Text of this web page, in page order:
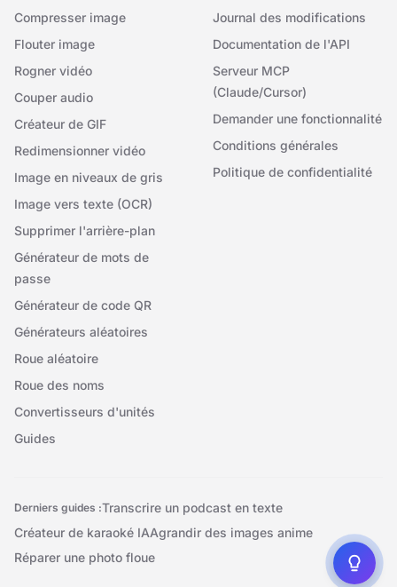
Compresser image
Flouter image
Rogner vidéo
Couper audio
Créateur de GIF
Redimensionner vidéo
Image en niveaux de gris
Image vers texte (OCR)
Supprimer l'arrière-plan
Générateur de mots de
passe
Générateur de code QR
Générateurs aléatoires
Roue aléatoire
Roue des noms
Convertisseurs d'unités
Guides
Journal des modifications
Documentation de l'API
Serveur MCP
(Claude/Cursor)
Demander une fonctionnalité
Conditions générales
Politique de confidentialité
Derniers guides :Transcrire un podcast en texte
Créateur de karaoké IAAgrandir des images anime
Réparer une photo floue